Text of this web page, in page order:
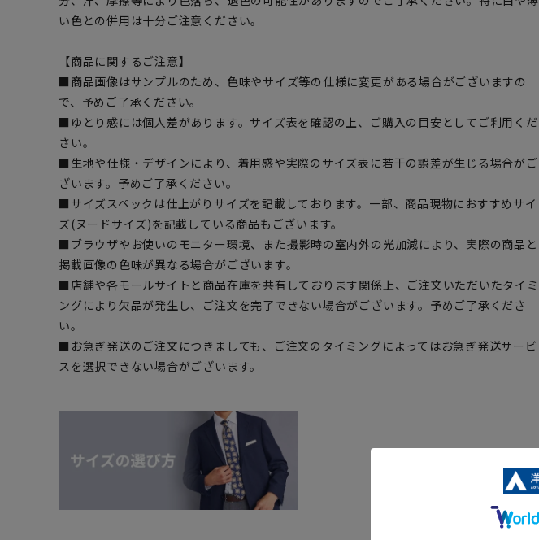
い色との併用は十分ご注意ください。
【商品に関するご注意】
■商品画像はサンプルのため、色味やサイズ等の仕様に変更がある場合がございますの
で、予めご了承ください。
■ゆとり感には個人差があります。サイズ表を確認の上、ご購入の目安としてご利用くだ
さい。
■生地や仕様・デザインにより、着用感や実際のサイズ表に若干の誤差が生じる場合がご
ざいます。予めご了承ください。
■サイズスペックは仕上がりサイズを記載しております。一部、商品現物におすすめサイ
ズ(ヌードサイズ)を記載している商品もございます。
■ブラウザやお使いのモニター環境、また撮影時の室内外の光加減により、実際の商品と
掲載画像の色味が異なる場合がございます。
■店舗や各モールサイトと商品在庫を共有しております関係上、ご注文いただいたタイミ
ングにより欠品が発生し、ご注文を完了できない場合がございます。予めご了承くださ
い。
■お急ぎ発送のご注文につきましても、ご注文のタイミングによってはお急ぎ発送サービ
スを選択できない場合がございます。